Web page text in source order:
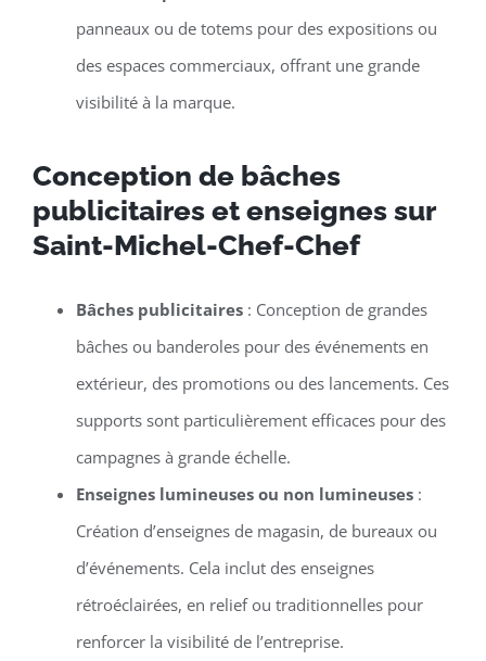
panneaux ou de totems pour des expositions ou
des espaces commerciaux, offrant une grande
visibilité à la marque.
Conception de bâches
publicitaires et enseignes sur
Saint-Michel-Chef-Chef
Bâches publicitaires: Conception de grandes
bâches ou banderoles pour des événements en
extérieur, des promotions ou des lancements. Ces
supports sont particulièrement efficaces pour des
campagnes à grande échelle.
Enseignes lumineuses ou non lumineuses:
Création d’enseignes de magasin, de bureaux ou
d’événements. Cela inclut des enseignes
rétroéclairées, en relief ou traditionnelles pour
renforcer la visibilité de l’entreprise.